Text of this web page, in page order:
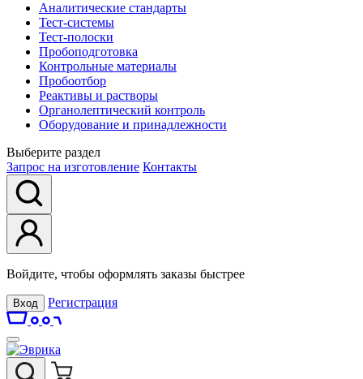
Аналитические стандарты
Тест-системы
Тест-полоски
Пробоподготовка
Контрольные материалы
Пробоотбор
Реактивы и растворы
Органолептический контроль
Оборудование и принадлежности
Выберите раздел
Запрос на изготовление Контакты
Войдите, чтобы оформлять заказы быстрее
Вход Регистрация